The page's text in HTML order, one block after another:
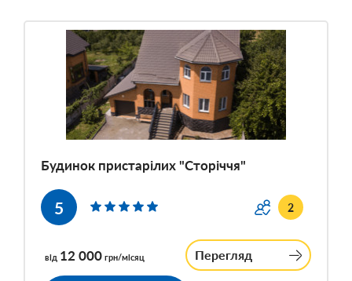
Будинок пристарілих "Сторіччя"
5 2
від 12 000 грн/місяц Перегляд